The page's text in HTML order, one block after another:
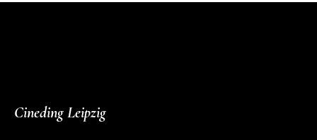
Cineding Leipzig